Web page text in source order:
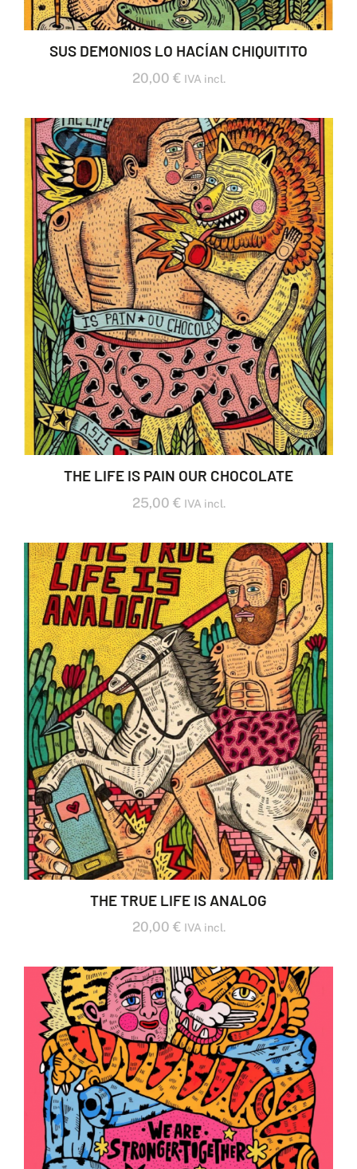
SUS DEMONIOS LO HACÍAN CHIQUITITO
20,00 € IVA incl.
THE LIFE IS PAIN OUR CHOCOLATE
25,00 € IVA incl.
THE TRUE LIFE IS ANALOG
20,00 € IVA incl.